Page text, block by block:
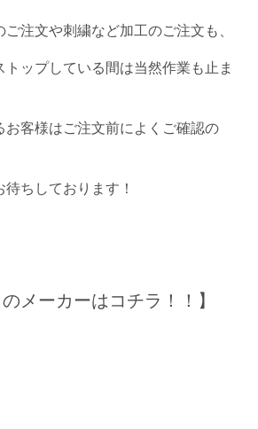
注文や刺繍など加工のご注文も、
トップしている間は当然作業も止ま
お客様はご注文前によくご確認の
ちしております！
メーカーはコチラ！！】